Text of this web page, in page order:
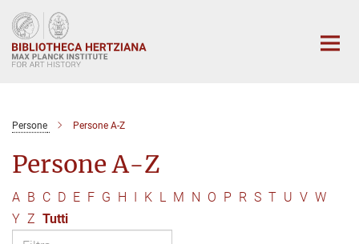
Main-
Content
Persone Persone A-Z
Persone A-Z
A B C D E F G H I K L M N O P R S T U V W
Y Z Tutti